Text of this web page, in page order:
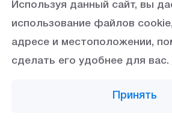
Ставропольское отделение
БИК 040702615
Используя данный сайт, вы
использование файлов
адресе и местоположении,
сделать его удобнее для вас.
Принять